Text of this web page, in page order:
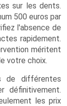
sur les dents.
500 euros par
l'absence de
rapidement.
méritent
votre choix.
de différentes
définitivement.
les prix